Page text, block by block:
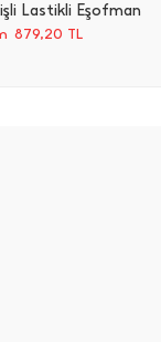
Lastikli Eşofman
879,20 TL